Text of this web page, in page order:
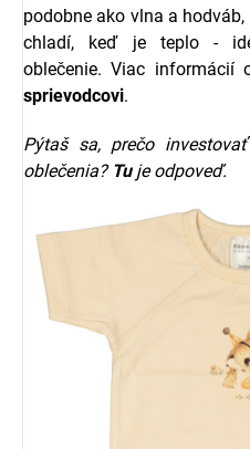
podobne ako vlna a
chladí, keď je teplo -
oblečenie. Viac informácií
sprievodcovi.
Pýtaš sa, prečo
oblečenia? Tuje odpoveď.